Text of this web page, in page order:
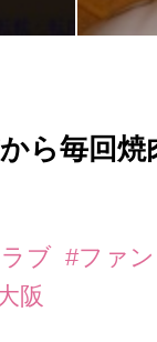
ら毎回焼
ブ #ファ
阪